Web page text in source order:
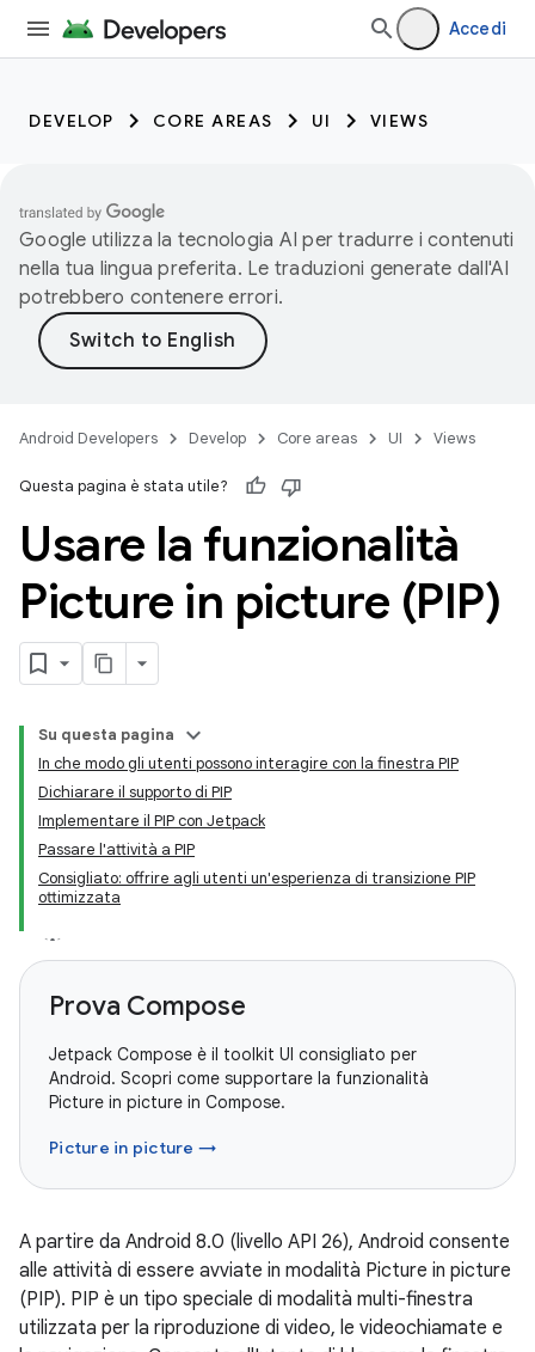
Accedi
DEVELOP CORE AREAS UI VIEWS
Google utilizza la tecnologia AI per tradurre i contenuti
nella tua lingua preferita. Le traduzioni generate dall'AI
potrebbero contenere errori.
Android Developers Develop Core areas UI Views
Questa pagina è stata utile?
Usare la funzionalità
Picture in picture (PIP)
Su questa pagina
In che modo gli utenti possono interagire con la finestra PIP
Dichiarare il supporto di PIP
Implementare il PIP con Jetpack
Passare l'attività a PIP
Consigliato: offrire agli utenti un'esperienza di transizione PIP
ottimizzata
Prova Compose
Jetpack Compose è il toolkit UI consigliato per
Android. Scopri come supportare la funzionalità
Picture in picture in Compose.
Picture in picture →
A partire da Android 8.0 (livello API 26), Android consente
alle attività di essere avviate in modalità Picture in picture
(PIP). PIP è un tipo speciale di modalità multi-finestra
utilizzata per la riproduzione di video, le videochiamate e